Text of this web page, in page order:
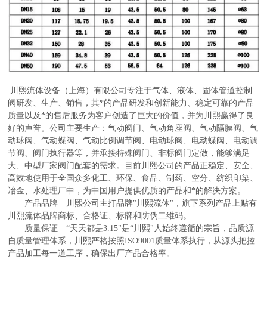
川熙流体设备（上海）有限公司专注于气体、液体、固体管道控制
阀研发、生产、销售，其*的产品研发和创新能力、稳定可靠的产品
质量以及*的售后服务为客户创造了巨大的价值，并为川熙赢得了良
好的声誉。公司主要生产：气动阀门、气动角座阀、气动隔膜阀、气
动球阀、气动蝶阀、气动比例调节阀、电动球阀、电动蝶阀、电动调
节阀、阀门执行器等，并承接特殊阀门、非标阀门定做，能够满足
大、中型厂家阀门配套的需求。目前川熙公司的产品正稳定、安全、
高效地使用于全国众多化工、环保、食品、制药、空分、纺织印染、
冶金、水处理厂中，为中国用户提供优质的产品和*的解决方案。
产品品牌—川熙公司主打品牌"川熙流体"，旗下系列产品上贴有
川熙流体品牌商标、合格证、标牌和防伪二维码。
质量保证—“天天都是3.15"是“川熙"人始终遵循的宗旨，品质源
自质量管理体系，川熙严格按照ISO9001质量体系执行，从源头把控
产品加工每一道工序，确保出厂产品合格率。